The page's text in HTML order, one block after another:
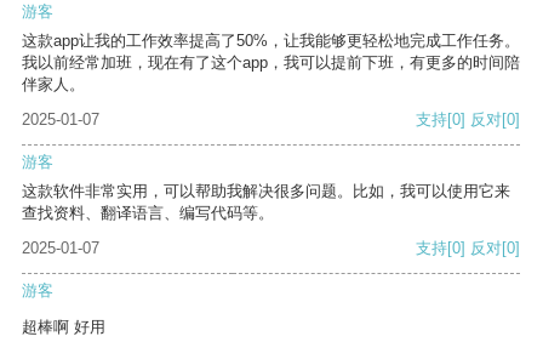
游客
这款app让我的工作效率提高了50%，让我能够更轻松地完成工作任务。
我以前经常加班，现在有了这个app，我可以提前下班，有更多的时间陪
伴家人。
2025-01-07
支持[0] 反对[0]
游客
这款软件非常实用，可以帮助我解决很多问题。比如，我可以使用它来
查找资料、翻译语言、编写代码等。
2025-01-07
支持[0] 反对[0]
游客
超棒啊 好用